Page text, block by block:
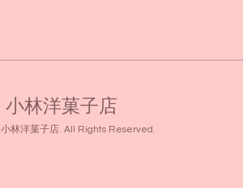
小林洋菓子店
小林洋菓子店. All Rights Reserved.